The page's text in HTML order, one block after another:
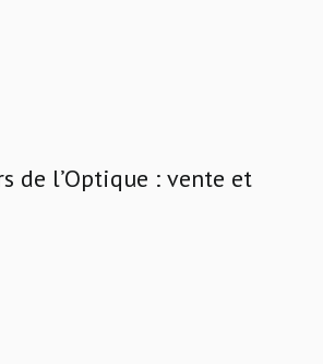
de l’Optique : vente et